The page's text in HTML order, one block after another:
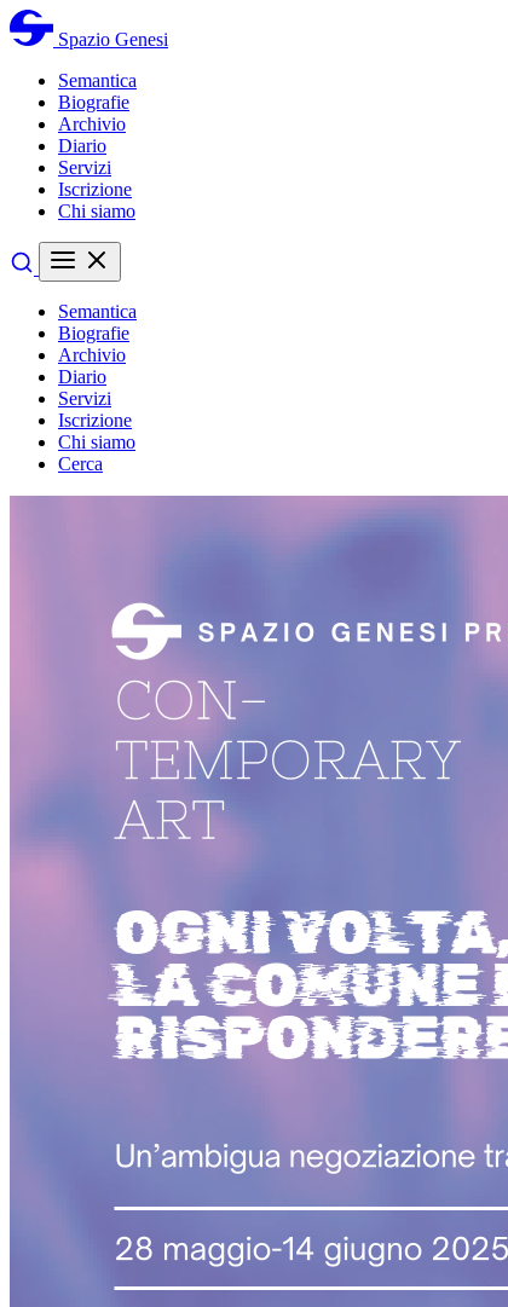
Spazio Genesi
Semantica
Biografie
Archivio
Diario
Servizi
Iscrizione
Chi siamo
Semantica
Biografie
Archivio
Diario
Servizi
Iscrizione
Chi siamo
Cerca